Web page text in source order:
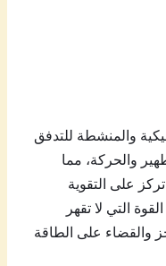
والمنشطة للتدفق
والحركة، مما
على التقوية
التي لا تقهر
والقضاء على الطاقة